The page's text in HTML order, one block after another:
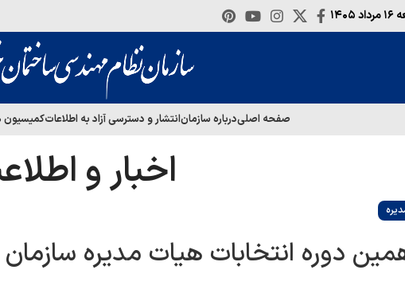
صفحه اصلیدرباره سازمانانتشار و دسترسی آزاد به اطلاعاتکمیسیون
اخبار و
دوره انتخابات هیات مدیره